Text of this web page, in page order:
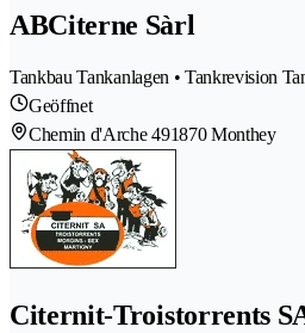
ABCiterne Sàrl
Tankbau Tankanlagen • Tankrevision
Geöffnet
Chemin d'Arche 491870 Monthey
Citernit-Troistorrents